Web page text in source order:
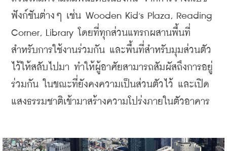
ฟังก์ชันต่างๆ เช่น Wooden Kid ,s Plaza, Reading
Corner, Library โดยที่ทุกส่วนแทรกผสานพื้นที่
สำหรับการใช้งานร่วมกัน และพื้นที่สำหรับมุมส่วนตัว
ไว้ให้สลับไปมา ทำให้ผู้อาศัยสามารถสัมผัสถึงการอยู่
ร่วมกัน ในขณะที่ยังคงความเป็นส่วนตัวไว้ และเปิด
แสงธรรมชาติเข้ามาสร้างความโปร่งภายในตัวอาคาร